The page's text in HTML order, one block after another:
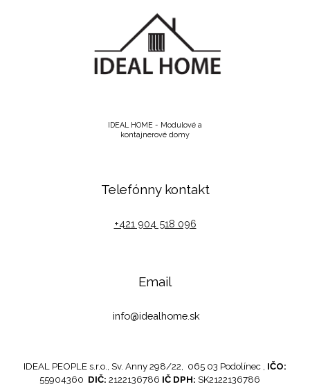
IDEAL HOME - Modulové a
kontajnerové domy
Telefónny kontakt
+421 904 518 096
Email
info@idealhome.sk
IDEAL PEOPLE s.r.o., Sv. Anny 298/22, 065 03 Podolínec
IČO:
55904360 DIČ: 2122136786 IČ DPH: SK2122136786